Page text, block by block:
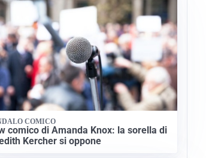
COMICO
comico di Amanda Knox: la sorella di
Kercher si oppone